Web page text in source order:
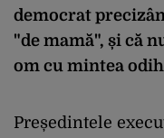
democrat
"de mamă", și că
om cu mintea
Președintele